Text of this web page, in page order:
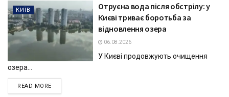
КИЇВ
Отруєна вода після обстрілу: у
Києві триває боротьба за
відновлення озера
06.08.2026
У Києві продовжують очищення
озера...
READ MOREDETAILS